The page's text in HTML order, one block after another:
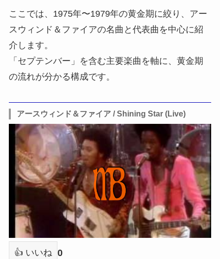
ここでは、1975年〜1979年の黄金期に絞り、アー
スウィンド＆ファイアの名曲と代表曲を中心に紹
介します。
「セプテンバー」を含む主要楽曲を軸に、黄金期
の流れが分かる構成です。
アースウィンド＆ファイア / Shining Star (Live)
👍 いいね 0